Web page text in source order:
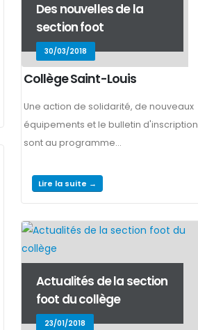
Des nouvelles de la
section foot
30/03/2018
Collège Saint-Louis
Une action de solidarité, de nouveaux
équipements et le bulletin d'inscription
sont au programme...
Lire la suite →
Actualités de la section
foot du collège
23/01/2018